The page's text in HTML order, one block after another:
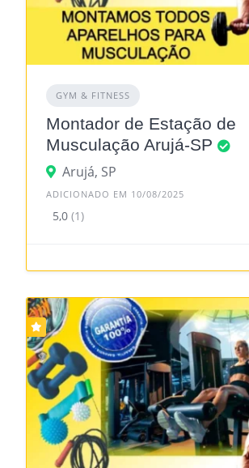
GYM & FITNESS
Montador de Estação de
Musculação Arujá-SP
Arujá, SP
ADICIONADO EM 10/08/2025
5,0 (1)